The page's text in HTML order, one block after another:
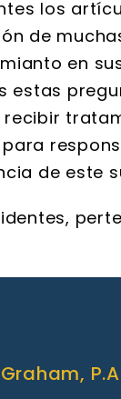
los
de
en
estas
recibir
de este